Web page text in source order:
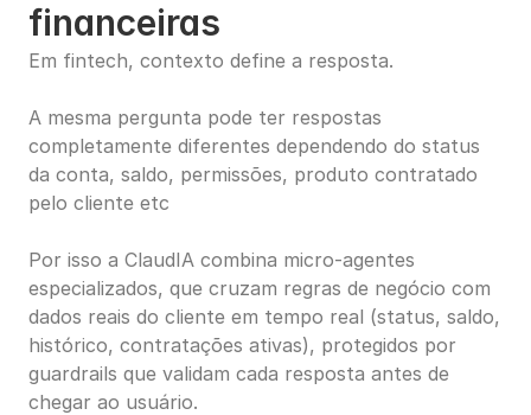
financeiras
Em fintech, contexto define a resposta.
A mesma pergunta pode ter respostas
completamente diferentes dependendo do status
da conta, saldo, permissões, produto contratado
pelo cliente etc
Por isso a ClaudIA combina micro-agentes
especializados, que cruzam regras de negócio com
dados reais do cliente em tempo real (status, saldo,
histórico, contratações ativas), protegidos por
guardrails que validam cada resposta antes de
chegar ao usuário.